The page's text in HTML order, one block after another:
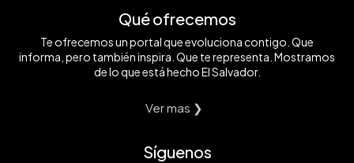
Qué ofrecemos
Te ofrecemos un portal que evoluciona contigo. Que
informa, pero también inspira. Que te representa. Mostramos
de lo que está hecho El Salvador.
Ver mas ❯
Síguenos